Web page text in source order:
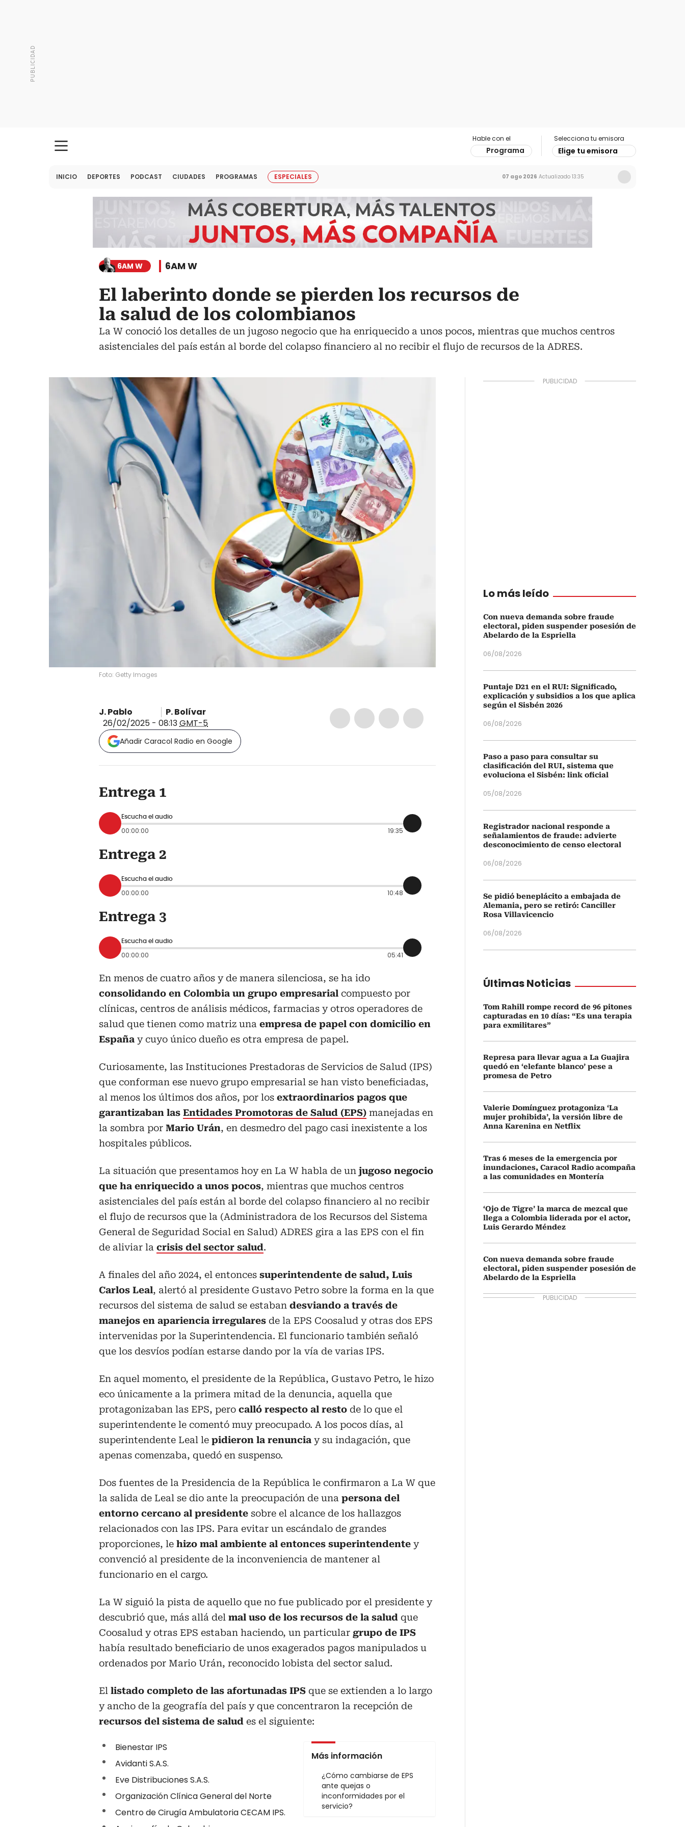
Hable con el
Programa
Selecciona tu emisora
Elige tu emisora
INICIO DEPORTES PODCAST CIUDADES PROGRAMAS ESPECIALES 07 ago 2026 Actualizado 13:35
6AM W 6AM W
El laberinto donde se pierden los recursos de
la salud de los colombianos
La W conoció los detalles de un jugoso negocio que ha enriquecido a unos pocos, mientras que muchos centros
asistenciales del país están al borde del colapso financiero al no recibir el flujo de recursos de la ADRES.
Foto: Getty Images
J. Pablo
P. Bolívar
26/02/2025 - 08:13GMT-5
Añadir Caracol Radio en Google
Entrega 1
Escucha el audio
00:00:00 19:35
Entrega 2
Escucha el audio
00:00:00 10:48
Entrega 3
Escucha el audio
00:00:00 05:41
En menos de cuatro años y de manera silenciosa, se ha ido
consolidando en Colombia un grupo empresarial compuesto por
clínicas, centros de análisis médicos, farmacias y otros operadores de
salud que tienen como matriz una empresa de papel con domicilio en
España y cuyo único dueño es otra empresa de papel.
Curiosamente, las Instituciones Prestadoras de Servicios de Salud (IPS)
que conforman ese nuevo grupo empresarial se han visto beneficiadas,
al menos los últimos dos años, por los extraordinarios pagos que
garantizaban las Entidades Promotoras de Salud (EPS) manejadas en
la sombra por Mario Urán, en desmedro del pago casi inexistente a los
hospitales públicos.
La situación que presentamos hoy en La W habla de un jugoso negocio
que ha enriquecido a unos pocos, mientras que muchos centros
asistenciales del país están al borde del colapso financiero al no recibir
el flujo de recursos que la (Administradora de los Recursos del Sistema
General de Seguridad Social en Salud) ADRES gira a las EPS con el fin
de aliviar la crisis del sector salud.
A finales del año 2024, el entonces superintendente de salud, Luis
Carlos Leal, alertó al presidente Gustavo Petro sobre la forma en la que
recursos del sistema de salud se estaban desviando a través de
manejos en apariencia irregulares de la EPS Coosalud y otras dos EPS
intervenidas por la Superintendencia. El funcionario también señaló
que los desvíos podían estarse dando por la vía de varias IPS.
En aquel momento, el presidente de la República, Gustavo Petro, le hizo
eco únicamente a la primera mitad de la denuncia, aquella que
protagonizaban las EPS, pero calló respecto al resto de lo que el
superintendente le comentó muy preocupado. A los pocos días, al
superintendente Leal le pidieron la renuncia y su indagación, que
apenas comenzaba, quedó en suspenso.
Dos fuentes de la Presidencia de la República le confirmaron a La W que
la salida de Leal se dio ante la preocupación de una persona del
entorno cercano al presidente sobre el alcance de los hallazgos
relacionados con las IPS. Para evitar un escándalo de grandes
proporciones, le hizo mal ambiente al entonces superintendente y
convenció al presidente de la inconveniencia de mantener al
funcionario en el cargo.
La W siguió la pista de aquello que no fue publicado por el presidente y
descubrió que, más allá del mal uso de los recursos de la salud que
Coosalud y otras EPS estaban haciendo, un particular grupo de IPS
había resultado beneficiario de unos exagerados pagos manipulados u
ordenados por Mario Urán, reconocido lobista del sector salud.
El listado completo de las afortunadas IPS que se extienden a lo largo
y ancho de la geografía del país y que concentraron la recepción de
recursos del sistema de salud es el siguiente:
Más información
¿Cómo cambiarse de EPS
ante quejas o
inconformidades por el
servicio?
Bienestar IPS
Avidanti S.A.S.
Eve Distribuciones S.A.S.
Organización Clínica General del Norte
Centro de Cirugía Ambulatoria CECAM IPS.
Lo más leído
Con nueva demanda sobre fraude
electoral, piden suspender posesión de
Abelardo de la Espriella
06/08/2026
Puntaje D21 en el RUI: Significado,
explicación y subsidios a los que aplica
según el Sisbén 2026
06/08/2026
Paso a paso para consultar su
clasificación del RUI, sistema que
evoluciona el Sisbén: link oficial
05/08/2026
Registrador nacional responde a
señalamientos de fraude: advierte
desconocimiento de censo electoral
06/08/2026
Se pidió beneplácito a embajada de
Alemania, pero se retiró: Canciller
Rosa Villavicencio
06/08/2026
Últimas Noticias
Tom Rahill rompe record de 96 pitones
capturadas en 10 días: “Es una terapia
para exmilitares”
Represa para llevar agua a La Guajira
quedó en ‘elefante blanco’ pese a
promesa de Petro
Valerie Domínguez protagoniza ‘La
mujer prohibida’, la versión libre de
Anna Karenina en Netflix
Tras 6 meses de la emergencia por
inundaciones, Caracol Radio acompaña
a las comunidades en Montería
‘Ojo de Tigre’ la marca de mezcal que
llega a Colombia liderada por el actor,
Luis Gerardo Méndez
Con nueva demanda sobre fraude
electoral, piden suspender posesión de
Abelardo de la Espriella